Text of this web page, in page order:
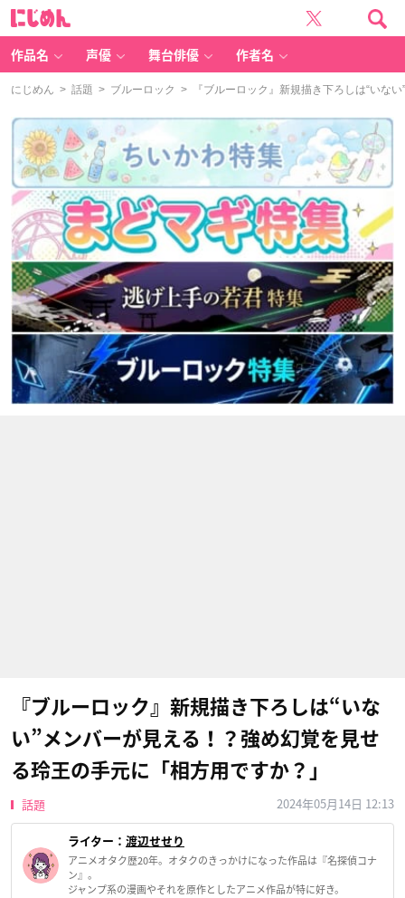
作品名 声優 舞台俳優 作者名
にじめん > 話題 > ブルーロック > 『ブルーロック』新規描き下ろしは“いな
『ブルーロック』新規描き下ろしは“いな
い”メンバーが見える！？強め幻覚を見せ
る玲王の手元に「相方用ですか？」
話題 2024年05月14日 12:13
ライター： 渡辺せせり
アニメオタク歴20年。オタクのきっかけになった作品は『名探偵コナ
ン』。
ジャンプ系の漫画やそれを原作としたアニメ作品が特に好き。